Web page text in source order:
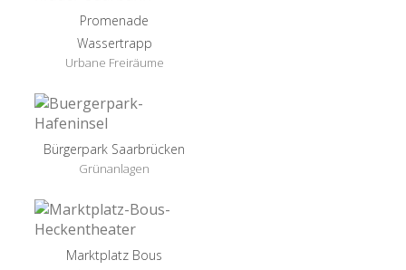
Promenade
Wassertrapp
Urbane Freiräume
Bürgerpark Saarbrücken
Grünanlagen
Marktplatz Bous